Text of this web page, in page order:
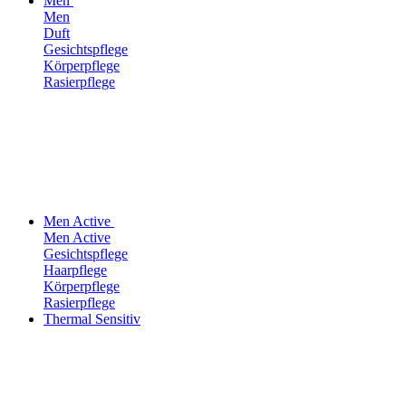
Men
Duft
Gesichtspflege
Körperpflege
Rasierpflege
Men Active
Men Active
Gesichtspflege
Haarpflege
Körperpflege
Rasierpflege
Thermal Sensitiv